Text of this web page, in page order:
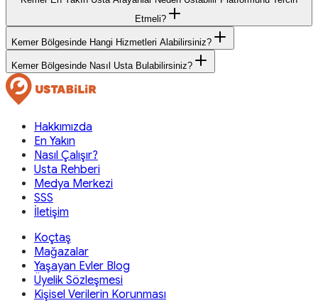
Etmeli?
Kemer Bölgesinde Hangi Hizmetleri Alabilirsiniz?
Kemer Bölgesinde Nasıl Usta Bulabilirsiniz?
Hakkımızda
En Yakın
Nasıl Çalışır?
Usta Rehberi
Medya Merkezi
SSS
İletişim
Koçtaş
Mağazalar
Yaşayan Evler Blog
Üyelik Sözleşmesi
Kişisel Verilerin Korunması